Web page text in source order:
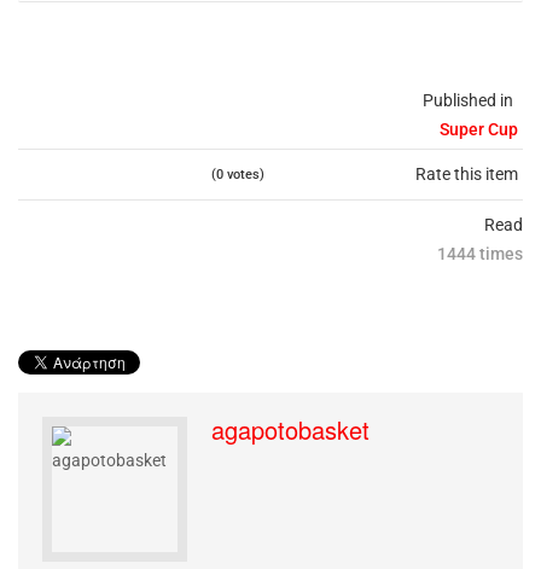
Published in
Super Cup
Rate this item
(0 votes)
Read
1444 times
agapotobasket